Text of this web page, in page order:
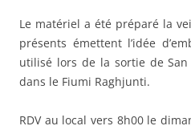
Le matériel a été préparé la
présents émettent l’idée
utilisé lors de la sortie de
dans le Fiumi Raghjunti.
RDV au local vers 8h00 le